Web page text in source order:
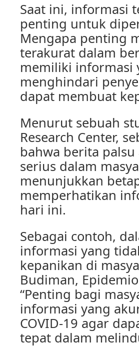
Saat ini, informasi
penting untuk
Mengapa penting
terakurat dalam
memiliki informasi
menghindari
dapat membuat
Menurut sebuah
Research Center,
bahwa berita
serius dalam
menunjukkan
memperhatikan
hari ini.
Sebagai contoh,
informasi yang
kepanikan di
Budiman,
“Penting bagi
informasi yang
COVID-19 agar
tepat dalam